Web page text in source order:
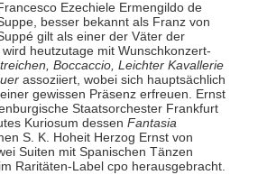
Ezechiele Ermengildo de
besser bekannt als Franz von
gilt als einer der Väter der
heutzutage mit Wunschkonzert-
Boccaccio, Leichter Kavallerie
assoziiert, wobei sich hauptsächlich
gewissen Präsenz erfreuen. Ernst
Staatsorchester Frankfurt
Kuriosum dessen Fantasia
S. K. Hoheit Herzog Ernst von
Suiten mit Spanischen Tänzen
Raritäten-Label cpo herausgebracht.